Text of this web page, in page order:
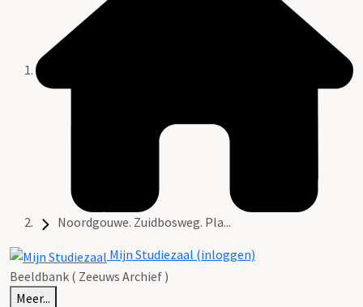
Noordgouwe. Zuidbosweg. Pla...
Mijn Studiezaal (inloggen)
Beeldbank ( Zeeuws Archief )
Meer...